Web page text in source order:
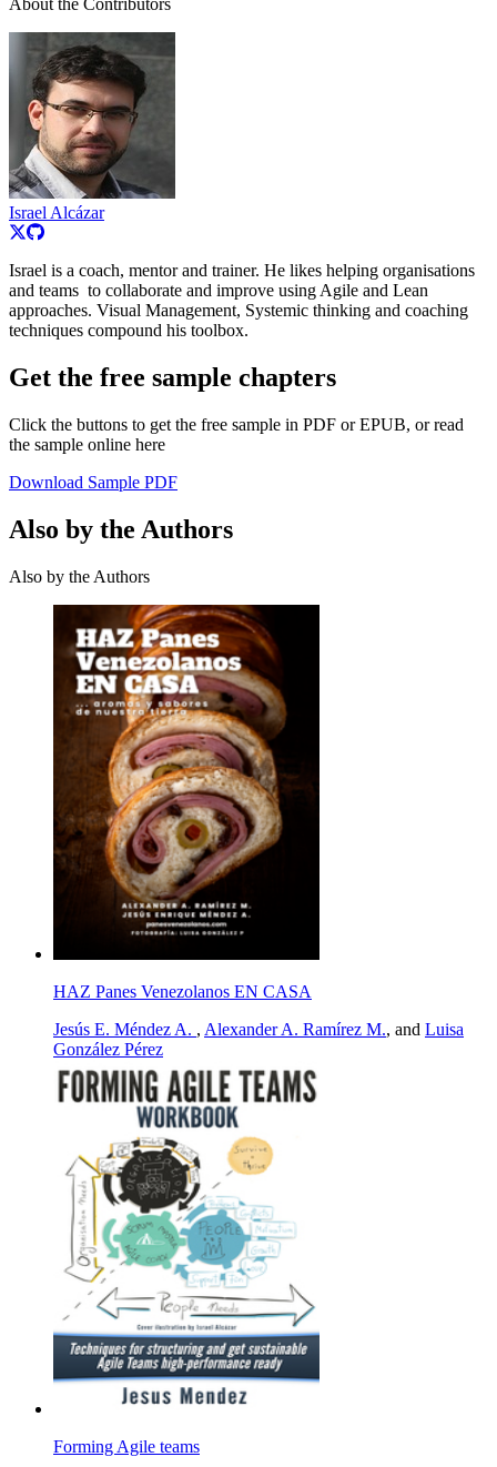
About the Contributors
Israel Alcázar
Israel is a coach, mentor and trainer. He likes helping organisations
and teams to collaborate and improve using Agile and Lean
approaches. Visual Management, Systemic thinking and coaching
techniques compound his toolbox.
Get the free sample chapters
Click the buttons to get the free sample in PDF or EPUB, or read
the sample online here
Download Sample PDF
Also by the Authors
Also by the Authors
HAZ Panes Venezolanos EN CASA
Jesús E. Méndez A. , Alexander A. Ramírez M., and Luisa
González Pérez
Forming Agile teams